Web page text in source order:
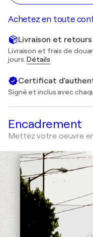
Achetez en toute
Livraison et
Livraison et frais de
jours.Détails
Certificat
Signé et inclus avec
Encadrement
Mettez votre oeuvre